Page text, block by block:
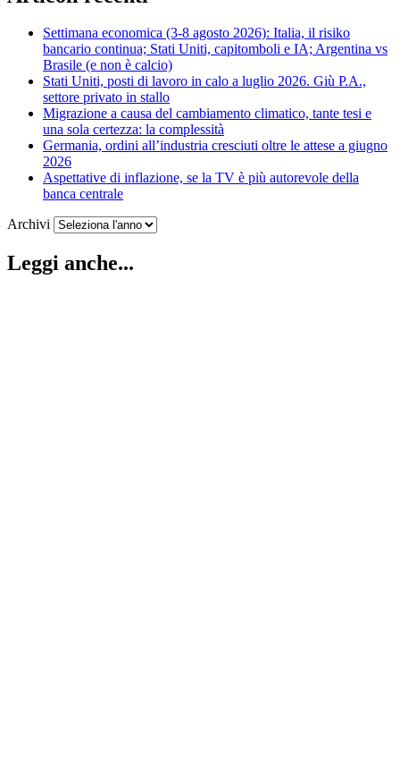
Settimana economica (3-8 agosto 2026): Italia, il risiko
bancario continua; Stati Uniti, capitomboli e IA; Argentina vs
Brasile (e non è calcio)
Stati Uniti, posti di lavoro in calo a luglio 2026. Giù P.A.,
settore privato in stallo
Migrazione a causa del cambiamento climatico, tante tesi e
una sola certezza: la complessità
Germania, ordini all’industria cresciuti oltre le attese a giugno
2026
Aspettative di inflazione, se la TV è più autorevole della
banca centrale
Archivi
Leggi anche...